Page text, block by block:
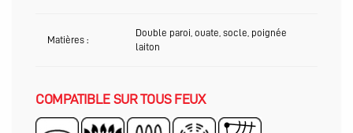
Matières :
Double paroi, ouate, socle, poignée
laiton
COMPATIBLE SUR TOUS FEUX